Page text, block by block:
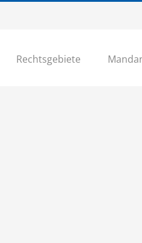
Rechtsgebiete